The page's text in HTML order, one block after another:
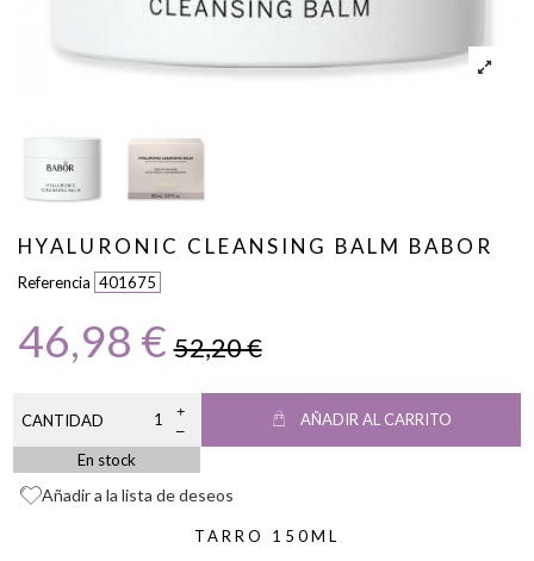
HYALURONIC CLEANSING BALM BABOR
Referencia 401675
46,98 € 52,20 €
CANTIDAD AÑADIR AL CARRITO
En stock
Añadir a la lista de deseos
TARRO 150ML